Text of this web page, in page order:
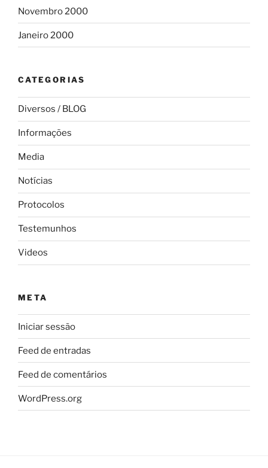
Novembro 2000
Janeiro 2000
CATEGORIAS
Diversos / BLOG
Informações
Media
Notícias
Protocolos
Testemunhos
Videos
META
Iniciar sessão
Feed de entradas
Feed de comentários
WordPress.org